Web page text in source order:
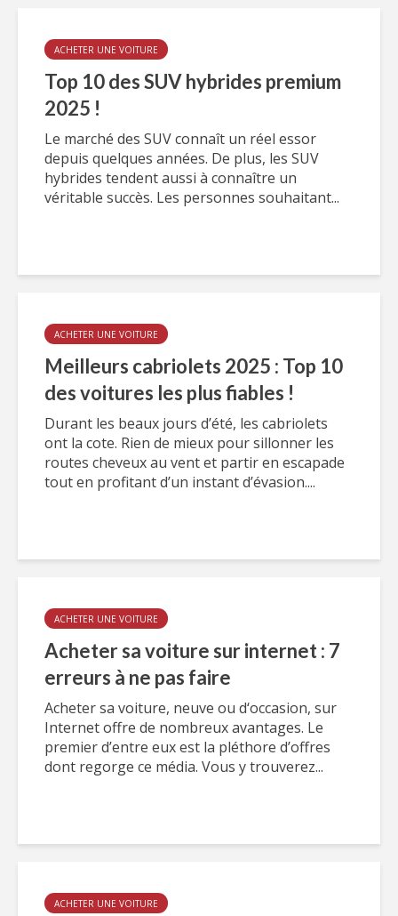
ACHETER UNE VOITURE
Top 10 des SUV hybrides premium
2025 !
Le marché des SUV connaît un réel essor
depuis quelques années. De plus, les SUV
hybrides tendent aussi à connaître un
véritable succès. Les personnes souhaitant...
ACHETER UNE VOITURE
Meilleurs cabriolets 2025 : Top 10
des voitures les plus fiables !
Durant les beaux jours d’été, les cabriolets
ont la cote. Rien de mieux pour sillonner les
routes cheveux au vent et partir en escapade
tout en profitant d’un instant d’évasion....
ACHETER UNE VOITURE
Acheter sa voiture sur internet : 7
erreurs à ne pas faire
Acheter sa voiture, neuve ou d‘occasion, sur
Internet offre de nombreux avantages. Le
premier d’entre eux est la pléthore d’offres
dont regorge ce média. Vous y trouverez...
ACHETER UNE VOITURE